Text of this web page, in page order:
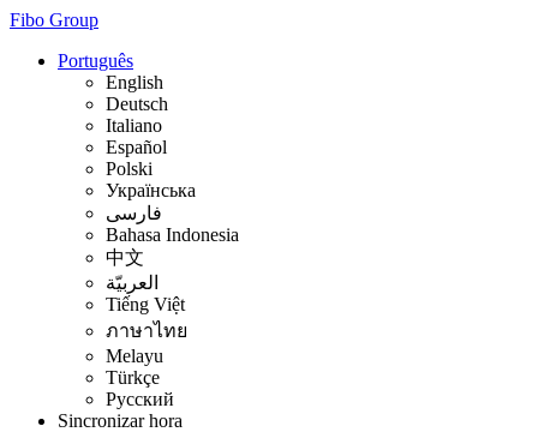
Fibo Group
Português
English
Deutsch
Italiano
Español
Polski
Українська
فارسی
Bahasa Indonesia
中文
العربيّة
Tiếng Việt
ภาษาไทย
Melayu
Türkçe
Русский
Sincronizar hora